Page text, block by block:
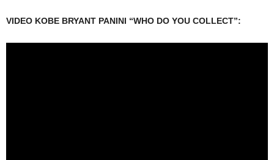
VIDEO KOBE BRYANT PANINI “WHO DO YOU COLLECT”: